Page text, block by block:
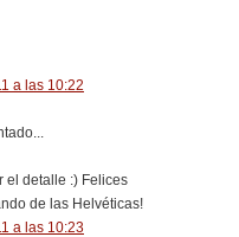
a las 10:22
el detalle :) Felices
de las Helvéticas!
a las 10:23